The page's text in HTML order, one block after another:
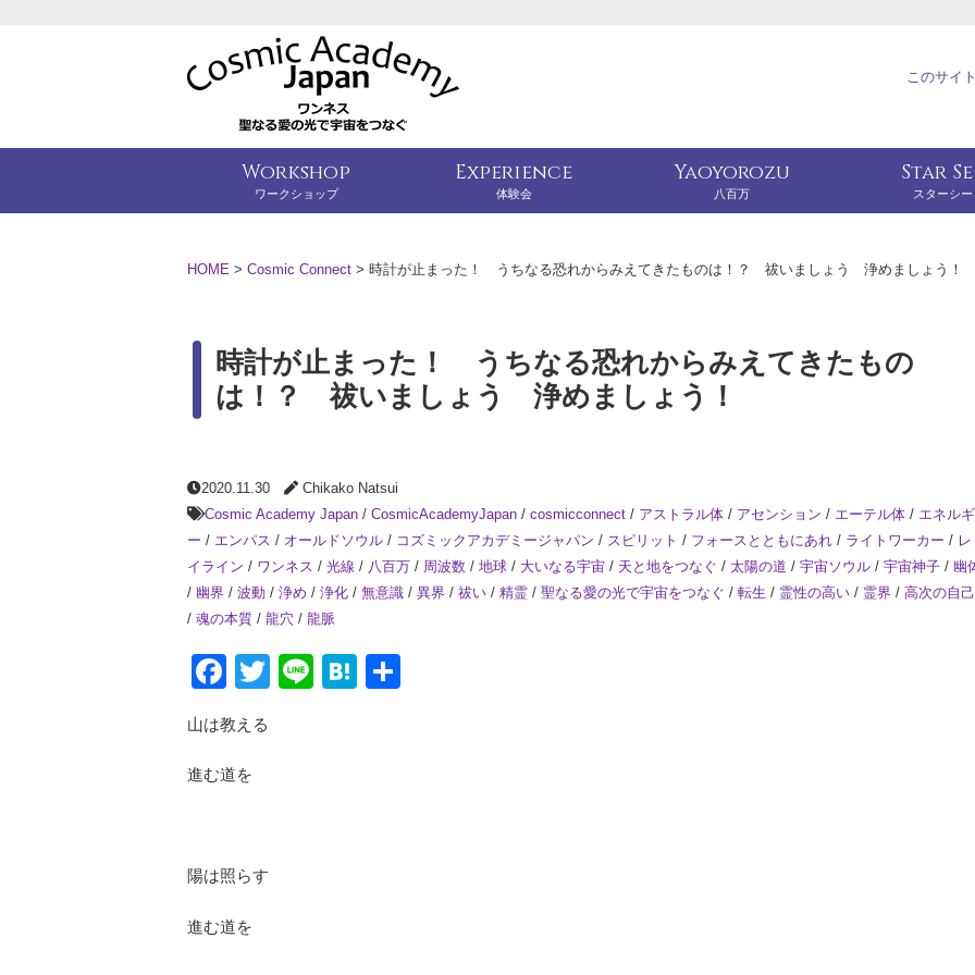
このサイ
Workshop
ワークショップ
Experience
体験会
Yaoyorozu
八百万
Star
スターシー
HOME > Cosmic Connect > 時計が止まった！ うちなる恐れからみえてきたものは！？ 祓いましょう 浄めましょう！
時計が止まった！ うちなる恐れからみえてきたもの
は！？ 祓いましょう 浄めましょう！
2020.11.30
Chikako Natsui
Cosmic Academy Japan / CosmicAcademyJapan / cosmicconnect / アストラル体 / アセンション / エーテル体 / エネルギ
ー / エンパス / オールドソウル / コズミックアカデミージャパン / スピリット / フォースとともにあれ / ライトワーカー / レ
イライン / ワンネス / 光線 / 八百万 / 周波数 / 地球 / 大いなる宇宙 / 天と地をつなぐ / 太陽の道 / 宇宙ソウル / 宇宙神子 / 幽
/ 幽界 / 波動 / 浄め / 浄化 / 無意識 / 異界 / 祓い / 精霊 / 聖なる愛の光で宇宙をつなぐ / 転生 / 霊性の高い / 霊界 / 高次の自己
/ 魂の本質 / 龍穴 / 龍脈
Facebook
Twitter
LineHatena
山は教える
進む道を
陽は照らす
進む道を